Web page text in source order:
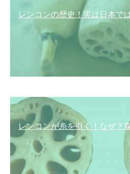
レンコンの歴史！実は日本で
レンコンが糸を引く！なぜ？